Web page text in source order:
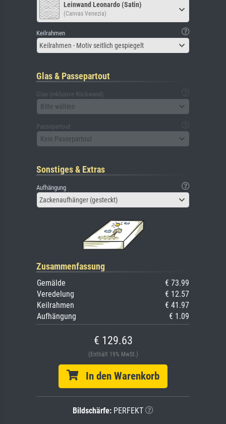
Leinwand Leonardo (Satin)
(Canvas Venezia)
Keilrahmen
Keilrahmen - Motiv seitlich gespiegelt
Glas & Passepartout
Glas (inklusive Rückwand)
Bitte wählen
Passepartout
Kein Passepartout
Sonstiges & Extras
Aufhängung
Zackenaufhänger (gesteckt)
Zusammenfassung
Gemälde
€ 73.99
Veredelung
€ 12.57
Keilrahmen
€ 41.97
Aufhängung
€ 1.09
€ 129.63
(Enthält 19% MwSt.)
In den Warenkorb
Bildschärfe: PERFEKT